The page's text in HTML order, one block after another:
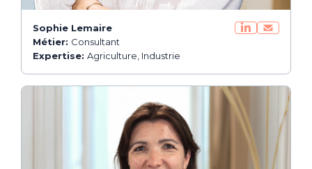
Sophie Lemaire
Métier: Consultant
Expertise: Agriculture, Industrie